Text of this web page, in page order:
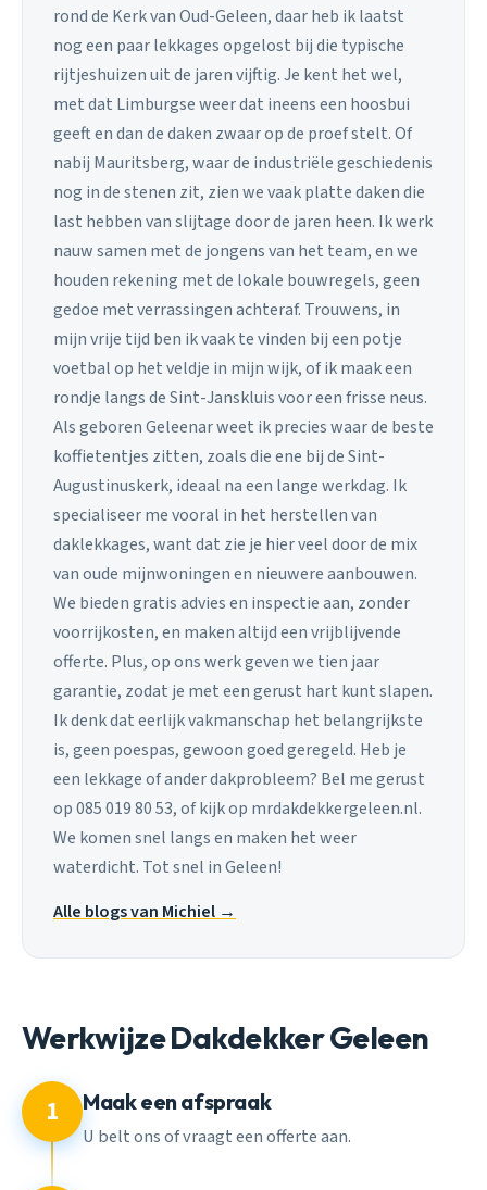
rond de Kerk van Oud-Geleen, daar heb ik laatst
nog een paar lekkages opgelost bij die typische
rijtjeshuizen uit de jaren vijftig. Je kent het wel,
met dat Limburgse weer dat ineens een hoosbui
geeft en dan de daken zwaar op de proef stelt. Of
nabij Mauritsberg, waar de industriële geschiedenis
nog in de stenen zit, zien we vaak platte daken die
last hebben van slijtage door de jaren heen. Ik werk
nauw samen met de jongens van het team, en we
houden rekening met de lokale bouwregels, geen
gedoe met verrassingen achteraf. Trouwens, in
mijn vrije tijd ben ik vaak te vinden bij een potje
voetbal op het veldje in mijn wijk, of ik maak een
rondje langs de Sint-Janskluis voor een frisse neus.
Als geboren Geleenar weet ik precies waar de beste
koffietentjes zitten, zoals die ene bij de Sint-
Augustinuskerk, ideaal na een lange werkdag. Ik
specialiseer me vooral in het herstellen van
daklekkages, want dat zie je hier veel door de mix
van oude mijnwoningen en nieuwere aanbouwen.
We bieden gratis advies en inspectie aan, zonder
voorrijkosten, en maken altijd een vrijblijvende
offerte. Plus, op ons werk geven we tien jaar
garantie, zodat je met een gerust hart kunt slapen.
Ik denk dat eerlijk vakmanschap het belangrijkste
is, geen poespas, gewoon goed geregeld. Heb je
een lekkage of ander dakprobleem? Bel me gerust
op 085 019 80 53, of kijk op mrdakdekkergeleen.nl.
We komen snel langs en maken het weer
waterdicht. Tot snel in Geleen!
Alle blogs van Michiel →
Werkwijze Dakdekker Geleen
1 Maak een afspraak
U belt ons of vraagt een offerte aan.